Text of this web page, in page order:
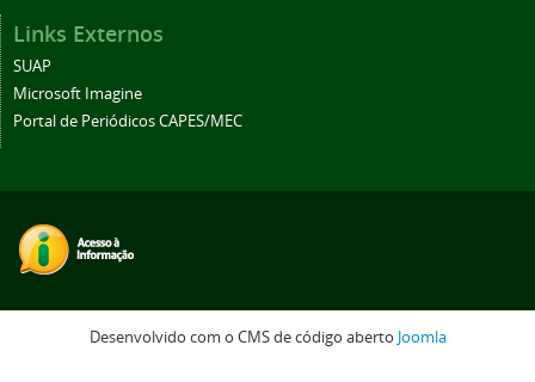
Links Externos
SUAP
Microsoft Imagine
Portal de Periódicos CAPES/MEC
Desenvolvido com o CMS de código aberto Joomla